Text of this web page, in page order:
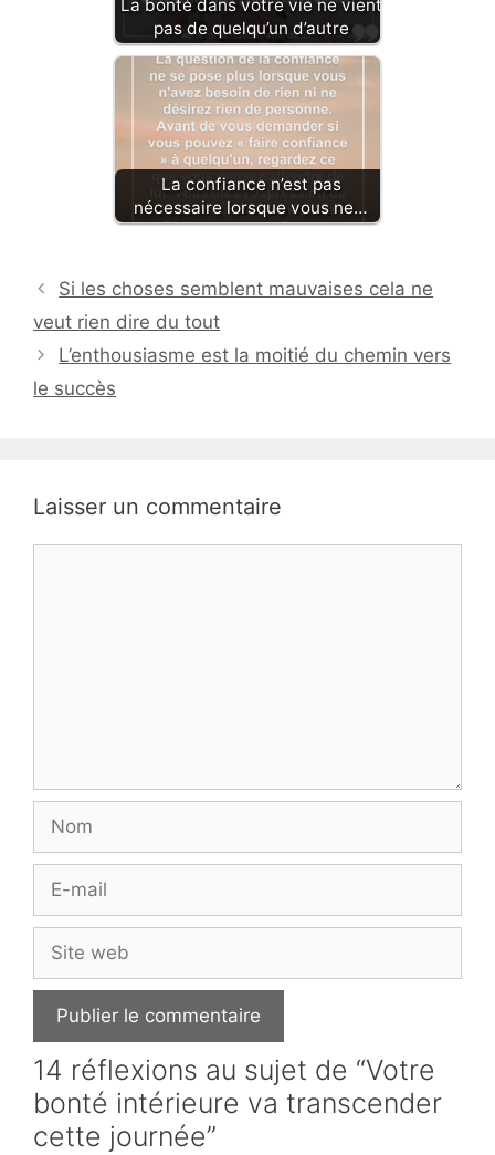
La bonté dans votre vie ne vient
pas de quelqu’un d’autre
La confiance n’est pas
nécessaire lorsque vous ne…
Si les choses semblent mauvaises cela ne
veut rien dire du tout
L’enthousiasme est la moitié du chemin vers
le succès
Laisser un commentaire
Nom
Site
web
14 réflexions au sujet de “Votre
bonté intérieure va transcender
cette journée”